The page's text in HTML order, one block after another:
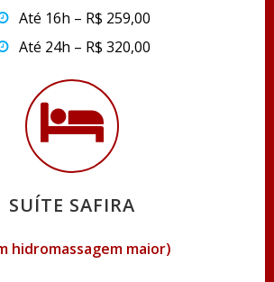
Até 16h – R$ 259,00
Até 24h – R$ 320,00
SUÍTE SAFIRA
hidromassagem maior)